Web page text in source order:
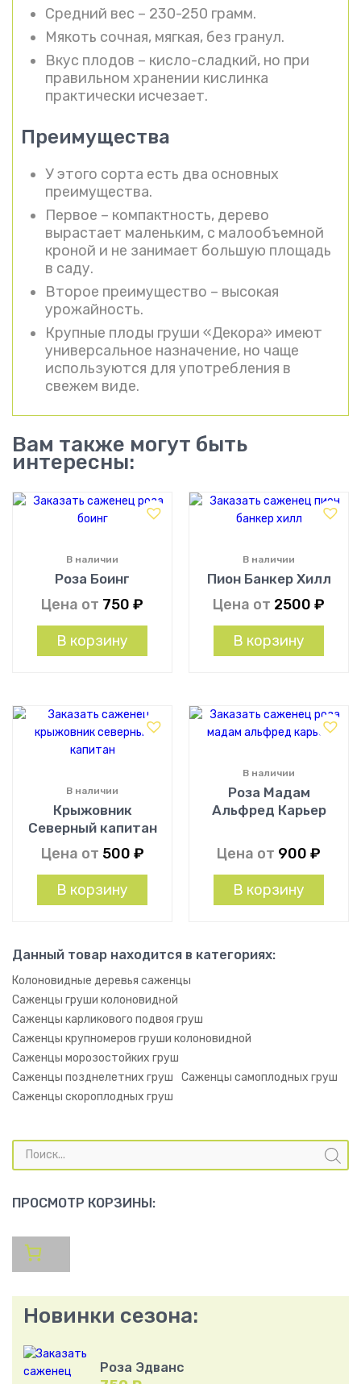
Средний вес – 230-250 грамм.
Мякоть сочная, мягкая, без гранул.
Вкус плодов – кисло-сладкий, но при
правильном хранении кислинка
практически исчезает.
Преимущества
У этого сорта есть два основных
преимущества.
Первое – компактность, дерево
вырастает маленьким, с малообъемной
кроной и не занимает большую площадь
в саду.
Второе преимущество – высокая
урожайность.
Крупные плоды груши «Декора» имеют
универсальное назначение, но чаще
используются для употребления в
свежем виде.
Вам также могут быть
интересны:
Роза Боинг
В наличии
Цена от 750 ₽
В корзину
Пион Банкер Хилл
В наличии
Цена от 2500 ₽
В корзину
Крыжовник
Северный капитан
В наличии
Цена от 500 ₽
В корзину
Роза Мадам
Альфред Карьер
В наличии
Цена от 900 ₽
В корзину
Данный товар находится в категориях:
Колоновидные деревья саженцы
Саженцы груши колоновидной
Саженцы карликового подвоя груш
Саженцы крупномеров груши колоновидной
Саженцы морозостойких груш
Саженцы позднелетних груш
Саженцы самоплодных груш
Саженцы скороплодных груш
Поиск
товаров
ПРОСМОТР КОРЗИНЫ:
Новинки сезона:
Роза Эдванс